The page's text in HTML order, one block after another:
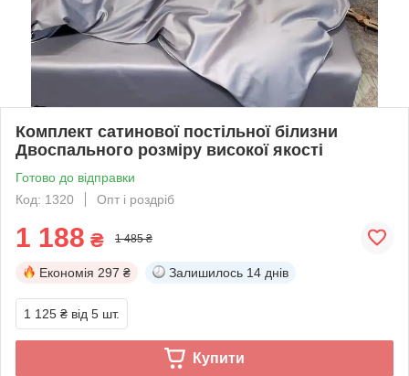
Комплект сатинової постільної білизни
Двоспального розміру високої якості
Готово до відправки
Код: 1320
Опт і роздріб
1 188 ₴ 1 485 ₴
Економія 297 ₴ Залишилось 14 днів
1 125 ₴ від 5 шт.
Купити